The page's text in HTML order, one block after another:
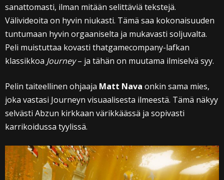
sanattomasti, ilman mitään selittäviä tekstejä.
Välivideoita on hyvin niukasti. Tämä saa kokonaisuuden
tuntumaan hyvin orgaaniselta ja mukavasti soljuvalta.
Peli muistuttaa kovasti thatgamecompany-lafkan
klassikkoa Journey– ja tähän on muutama ilmiselvä syy.
Pelin taiteellinen ohjaaja Matt Nava onkin sama mies,
joka vastasi Journeyn visuaalisesta ilmeestä. Tämä näkyy
selvästi Abzun kirkkaan värikkäässä ja sopivasti
karrikoidussa tyylissä.